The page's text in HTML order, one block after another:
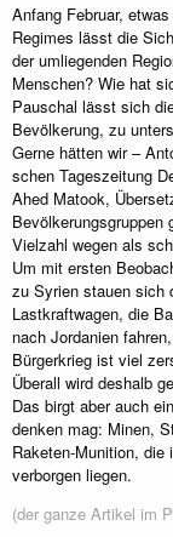
Anfang Februar,
Regimes lässt die
der umliegenden
Menschen? Wie hat
Pauschal lässt sich
Bevölkerung, zu
Gerne hätten wir –
schen Tageszeitung
Ahed Matook,
Vielzahl wegen als
Um mit ersten
zu Syrien stauen sich
Lastkraftwagen, die
nach Jordanien
Bürgerkrieg ist viel
Überall wird deshalb
Das birgt aber auch
denken mag: Minen,
Raketen-Munition, die
verborgen liegen.
(der ganze Artikel im